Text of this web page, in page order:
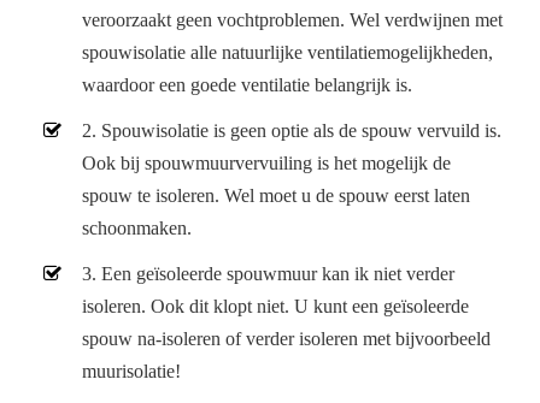
veroorzaakt geen vochtproblemen. Wel verdwijnen met
spouwisolatie alle natuurlijke ventilatiemogelijkheden,
waardoor een goede ventilatie belangrijk is.
2. Spouwisolatie is geen optie als de spouw vervuild is.
Ook bij spouwmuurvervuiling is het mogelijk de
spouw te isoleren. Wel moet u de spouw eerst laten
schoonmaken.
3. Een geïsoleerde spouwmuur kan ik niet verder
isoleren. Ook dit klopt niet. U kunt een geïsoleerde
spouw na-isoleren of verder isoleren met bijvoorbeeld
muurisolatie!